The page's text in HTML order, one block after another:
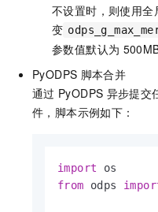
不设置时，则使用全
变
参数值默认为
PyODPS 脚本合并
通过 PyODPS 异步提交
件，脚本示例如下：
import
from odps